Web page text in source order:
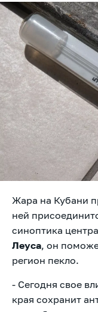
Жара на Кубани
ней
синоптика
Леуса, он
регион пекло.
- Сегодня свое
края сохранит